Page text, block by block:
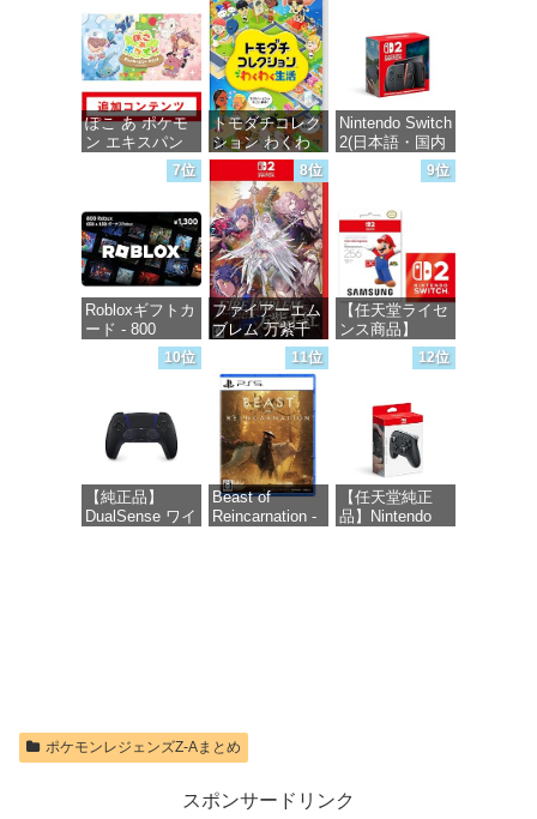
価格：¥1,000
価格：¥5,645
ぽこ あ ポケモ
ン エキスパン
ションパス|オン
ラインコード版
価格：¥4,400
トモダチコレク
ション わくわ
く生活 -Switch
価格：¥6,144
Nintendo Switch
2(日本語・国内
7位
Robloxギフトカ
ード - 800
Robux 【限定バ
ーチャルアイテ
ームコード】
ロブロックス |
オンラインコー
ド版
価格：¥1,300
8位
ファイアーエム
ブレム 万紫千
紅 -Switch2
価格：¥8,979
9位
【任天堂ライセ
ンス商品】
256GB for
Nintendo Switch
2(サムスン マイ
クロSDエクス
プレスカード
256GB)
【Amazon.co.jp
10位
【純正品】
DualSense ワイ
11位
Beast of
Reincarnation -
12位
【任天堂純正
品】Nintendo
ポケモンレジェンズZ-Aまとめ
スポンサードリンク